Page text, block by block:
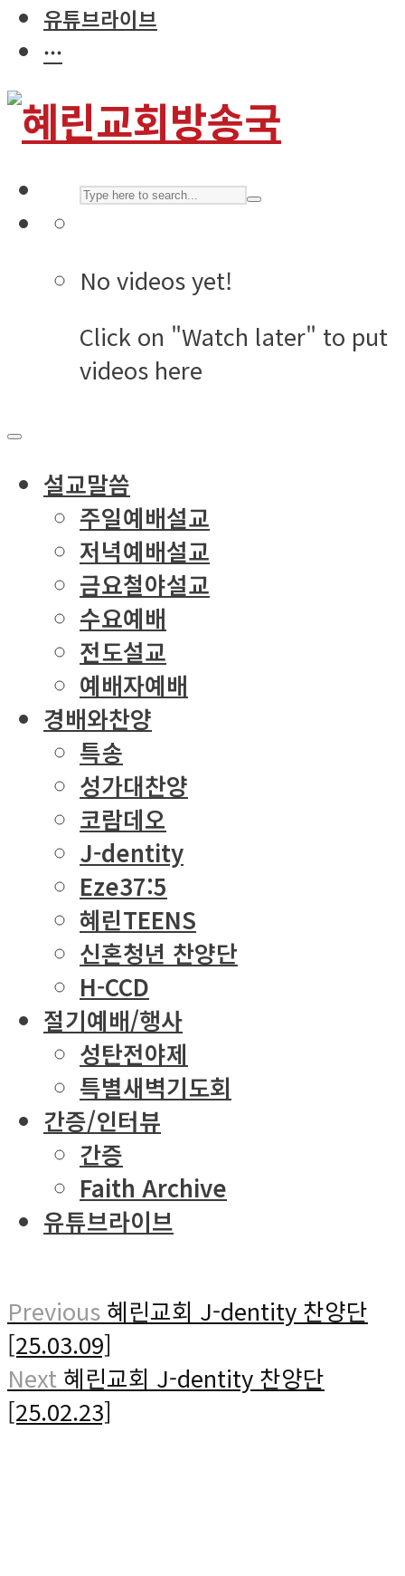
유튜브라이브
···
No videos yet!
Click on "Watch later" to put
videos here
설교말씀
주일예배설교
저녁예배설교
금요철야설교
수요예배
전도설교
예배자예배
경배와찬양
특송
성가대찬양
코람데오
J-dentity
Eze37:5
혜린TEENS
신혼청년 찬양단
H-CCD
절기예배/행사
성탄전야제
특별새벽기도회
간증/인터뷰
간증
Faith Archive
유튜브라이브
Previous 혜린교회 J-dentity 찬양단
[25.03.09]
Next 혜린교회 J-dentity 찬양단
[25.02.23]